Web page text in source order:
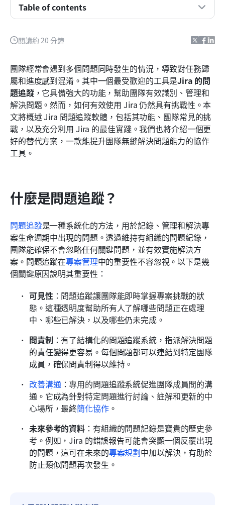
閱讀約 20 分鐘
團隊經常會遇到多個問題同時發生的情況，導致對任務歸
屬和進度感到混淆。其中一個最受歡迎的工具是Jira 的問
題追蹤，它具備強大的功能，幫助團隊有效識別、管理和
解決問題。然而，如何有效使用 Jira 仍然具有挑戰性。本
文將概述 Jira 問題追蹤軟體，包括其功能、團隊常見的挑
戰，以及充分利用 Jira 的最佳實踐。我們也將介紹一個更
好的替代方案，一款能提升團隊無縫解決問題能力的協作
工具。
什麼是問題追蹤？
問題追蹤是一種系統化的方法，用於記錄、管理和解決專
案生命週期中出現的問題。透過維持有組織的問題紀錄，
團隊能確保不會忽略任何關鍵問題，並有效實施解決方
案。問題追蹤在專案管理中的重要性不容忽視。以下是幾
個關鍵原因說明其重要性：
可見性 ：問題追蹤讓團隊能即時掌握專案挑戰的狀
態。這種透明度幫助所有人了解哪些問題正在處理
中、哪些已解決，以及哪些仍未完成。
問責制 ：有了結構化的問題追蹤系統，指派解決問題
的責任變得更容易。每個問題都可以連結到特定團隊
成員，確保問責制得以維持。
改善溝通 ：專用的問題追蹤系統促進團隊成員間的溝
通。它成為針對特定問題進行討論、註解和更新的中
心場所，最終簡化協作。
未來參考的資料 ：有組織的問題記錄是寶貴的歷史參
考。例如，Jira 的錯誤報告可能會突顯一個反覆出現
的問題，這可在未來的專案規劃中加以解決，有助於
防止類似問題再次發生。
Table of contents
什麼是問題追蹤？
案例研究：成功的實施
使用Jira的團隊常見挑戰
超越Jira：更佳的問題追蹤工具
如何使用 Lark 中的問題追蹤功能
有效問題追蹤的好處
結論
相關閱讀